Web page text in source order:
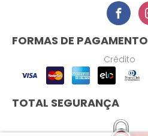
FORMAS DE PAGAMENTO
Crédito
TOTAL SEGURANÇA